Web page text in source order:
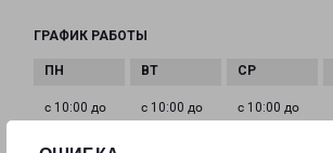
ГРАФИК РАБОТЫ
с 10:00 до
с 10:00 до
с 10:00 до